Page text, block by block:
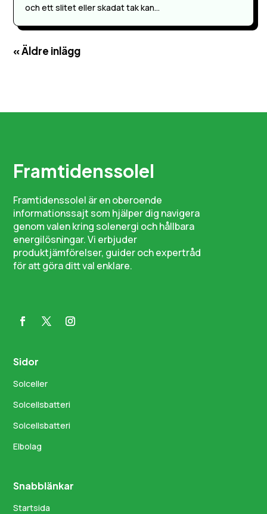
och ett slitet eller skadat tak kan...
« Äldre inlägg
Framtidenssolel
Framtidenssolel är en oberoende
informationssajt som hjälper dig navigera
genom valen kring solenergi och hållbara
energilösningar. Vi erbjuder
produktjämförelser, guider och expertråd
för att göra ditt val enklare.
Sidor
Solceller
Solcellsbatteri
Solcellsbatteri
Elbolag
Snabblänkar
Startsida